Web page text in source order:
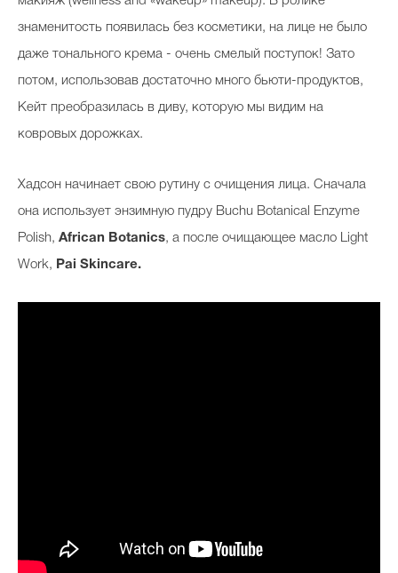
знаменитость появилась без косметики, на лице не было
даже тонального крема - очень смелый поступок! Зато
потом, использовав достаточно много бьюти-продуктов,
Кейт преобразилась в диву, которую мы видим на
ковровых дорожках.
Хадсон начинает свою рутину с очищения лица. Сначала
она использует энзимную пудру Buchu Botanical Enzyme
Polish, African Botanics, а после очищающее масло Light
Work, Pai Skincare.